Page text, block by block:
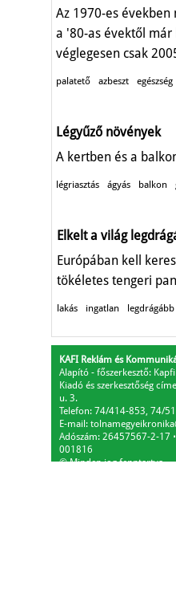
Az 1970-es
a '80-as évektől már
véglegesen csak
palatető azbeszt egészség
Légyűző növények
A kertben és a
légriasztás ágyás balkon
Elkelt a világ
Európában kell
tökéletes tengeri
lakás ingatlan legdrágább
KAFI Reklám és
Alapító - főszerkesztő:
Kiadó és szerkesztőség
u. 3.
Telefon: 74/414-853, 74/
E-mail:
Adószám: 26457567-2-17 ⋅
001816
© Minden jog fenntartva.